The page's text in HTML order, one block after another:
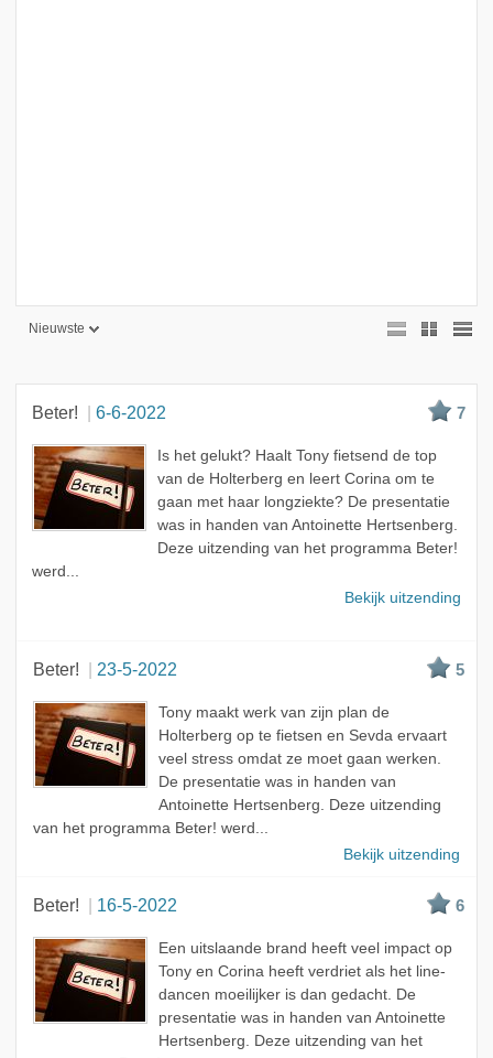
Nieuwste
A - Z
Beter! 6-6-2022 7
Is het gelukt? Haalt Tony fietsend de top
van de Holterberg en leert Corina om te
gaan met haar longziekte? De presentatie
was in handen van Antoinette Hertsenberg.
Deze uitzending van het programma Beter!
werd...
Bekijk uitzending
Beter! 23-5-2022 5
Tony maakt werk van zijn plan de
Holterberg op te fietsen en Sevda ervaart
veel stress omdat ze moet gaan werken.
De presentatie was in handen van
Antoinette Hertsenberg. Deze uitzending
van het programma Beter! werd...
Bekijk uitzending
Beter! 16-5-2022 6
Een uitslaande brand heeft veel impact op
Tony en Corina heeft verdriet als het line-
dancen moeilijker is dan gedacht. De
presentatie was in handen van Antoinette
Hertsenberg. Deze uitzending van het